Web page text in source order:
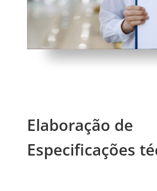
Elaboração de
Especificações